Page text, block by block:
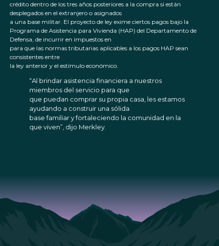
crédito dentro de los tres años posteriores a la compra si están
desplegados en el extranjero o asignados
a una base militar. El proyecto de ley exime ciertos pagos bajo la
Programa de Asistencia para Vivienda (HAP) del Departamento de
Defensa, de incurrir en impuestos en
para que las normas tributarias aplicables a los pagos HAP sean
consistentes entre
la ley anterior y el estímulo económico.
“Al brindar asistencia financiera a nuestros
miembros del servicio para que
que puedan comprar su propia casa, les estamos
ayudando a construir una sólida
base familiar y fortaleciendo la comunidad en la
que viven”, dijo Merkley.